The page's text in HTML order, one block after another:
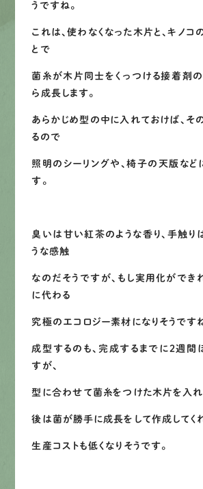
有資格者が、無料建物診断
0120-
うですね。
これは、使わなくなった木片と、キノコ
とで
菌糸が木片同士をくっつける接着剤
ら成長します。
あらかじめ型の中に入れておけば、そ
るので
照明のシーリングや、椅子の天版など
す。
臭いは甘い紅茶のような香り、手触り
うな感触
なのだそうですが、もし実用化ができ
に代わる
究極のエコロジー素材になりそうです
成型するのも、完成するまでに２週間
すが、
型に合わせて菌糸をつけた木片を入れ
後は菌が勝手に成長をして作成してく
生産コストも低くなりそうです。